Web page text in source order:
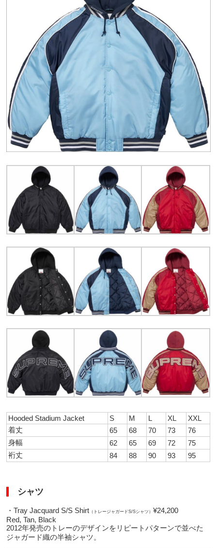
Hooded Stadium Jacket S M L XL
XXL
着丈
65 68 70 73
76
身幅
62 65 69 72
75
裄丈
84 88 90 93 95
シャツ
・Tray Jacquard S/S Shirt （トレージャガードS/Sシャツ）¥24,200
Red, Tan, Black
2012年発売のトレーのデザインをリピートパターンで並べた
ジャガード織の半袖シャツ。